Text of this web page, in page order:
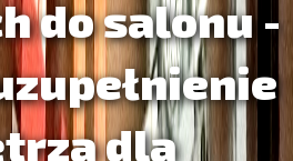
do salonu -
dla